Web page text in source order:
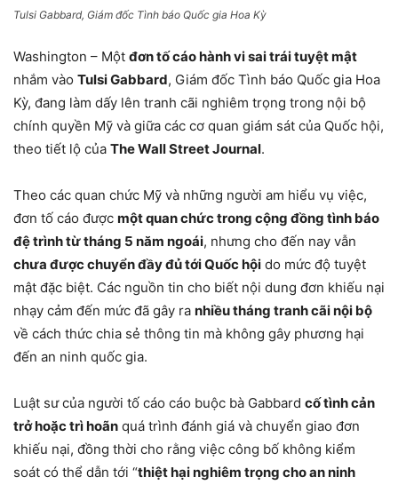
Tulsi Gabbard, Giám đốc Tình báo Quốc gia Hoa Kỳ
Washington – Một đơn tố cáo hành vi sai trái tuyệt mật
nhắm vào Tulsi Gabbard, Giám đốc Tình báo Quốc gia Hoa
Kỳ, đang làm dấy lên tranh cãi nghiêm trọng trong nội bộ
chính quyền Mỹ và giữa các cơ quan giám sát của Quốc hội,
theo tiết lộ của The Wall Street Journal.
Theo các quan chức Mỹ và những người am hiểu vụ việc,
đơn tố cáo được một quan chức trong cộng đồng tình báo
đệ trình từ tháng 5 năm ngoái, nhưng cho đến nay vẫn
chưa được chuyển đầy đủ tới Quốc hội do mức độ tuyệt
mật đặc biệt. Các nguồn tin cho biết nội dung đơn khiếu nại
nhạy cảm đến mức đã gây ra nhiều tháng tranh cãi nội bộ
về cách thức chia sẻ thông tin mà không gây phương hại
đến an ninh quốc gia.
Luật sư của người tố cáo cáo buộc bà Gabbard cố tình cản
trở hoặc trì hoãn quá trình đánh giá và chuyển giao đơn
khiếu nại, đồng thời cho rằng việc công bố không kiểm
soát có thể dẫn tới “thiệt hại nghiêm trọng cho an ninh